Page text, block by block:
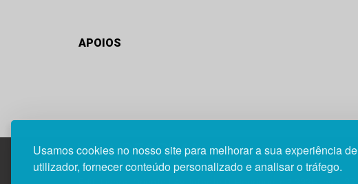
Usamos cookies no nosso site para melhorar a sua experiência de
utilizador, fornecer conteúdo personalizado e analisar o tráfego.
APOIOS